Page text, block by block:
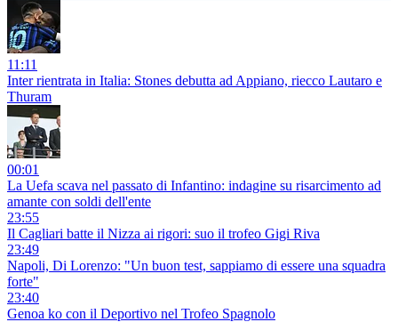
11:11
Inter rientrata in Italia: Stones debutta ad Appiano, riecco Lautaro e
Thuram
00:01
La Uefa scava nel passato di Infantino: indagine su risarcimento ad
amante con soldi dell'ente
23:55
Il Cagliari batte il Nizza ai rigori: suo il trofeo Gigi Riva
23:49
Napoli, Di Lorenzo: "Un buon test, sappiamo di essere una squadra
forte"
23:40
Genoa ko con il Deportivo nel Trofeo Spagnolo